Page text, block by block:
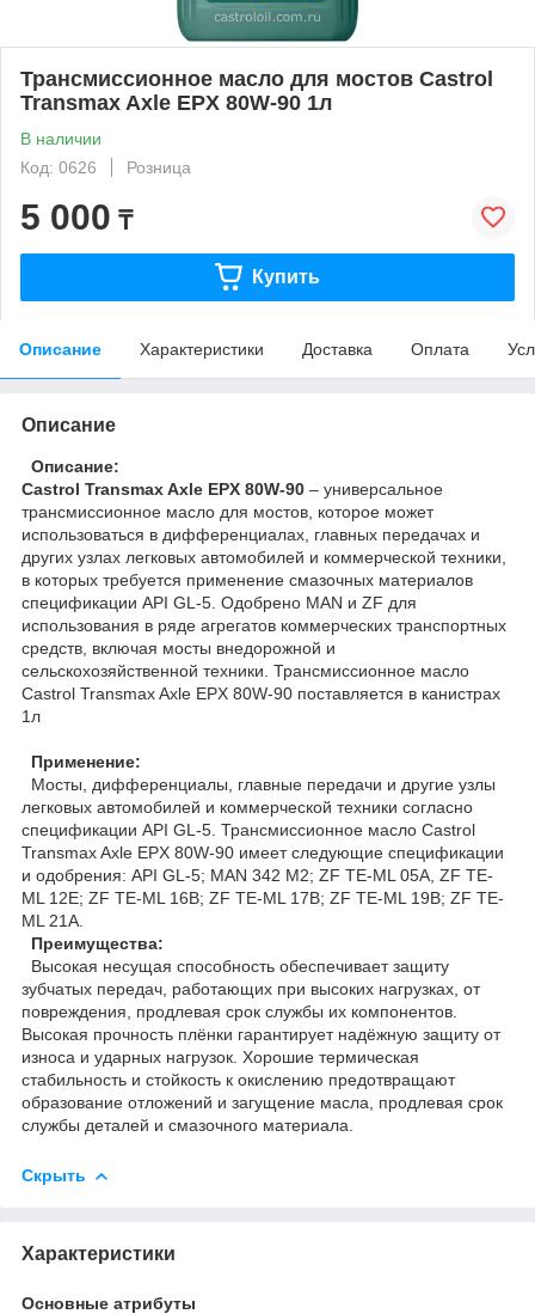
Трансмиссионное масло для мостов Castrol
Transmax Axle EPX 80W-90 1л
В наличии
Код: 0626
Розница
5 000 ₸
Купить
Описание Характеристики Доставка Оплата
Описание
Описание:
Castrol Transmax Axle EPX 80W-90 – универсальное
трансмиссионное масло для мостов, которое может
использоваться в дифференциалах, главных передачах и
других узлах легковых автомобилей и коммерческой техники,
в которых требуется применение смазочных материалов
спецификации API GL-5. Одобрено MAN и ZF для
использования в ряде агрегатов коммерческих транспортных
средств, включая мосты внедорожной и
сельскохозяйственной техники. Трансмиссионное масло
Castrol Transmax Axle EPX 80W-90 поставляется в канистрах
1л
Применение:
Мосты, дифференциалы, главные передачи и другие узлы
легковых автомобилей и коммерческой техники согласно
спецификации API GL-5. Трансмиссионное масло Castrol
Transmax Axle EPX 80W-90 имеет следующие спецификации
и одобрения: API GL-5; MAN 342 M2; ZF TE-ML 05A, ZF TE-
ML 12E; ZF TE-ML 16B; ZF TE-ML 17B; ZF TE-ML 19B; ZF TE-
ML 21A.
Преимущества:
Высокая несущая способность обеспечивает защиту
зубчатых передач, работающих при высоких нагрузках, от
повреждения, продлевая срок службы их компонентов.
Высокая прочность плёнки гарантирует надёжную защиту от
износа и ударных нагрузок. Хорошие термическая
стабильность и стойкость к окислению предотвращают
образование отложений и загущение масла, продлевая срок
службы деталей и смазочного материала.
Скрыть
Характеристики
Основные атрибуты